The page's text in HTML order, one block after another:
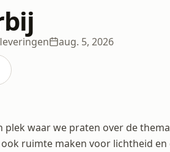
aug. 5, 2026
waar we praten over de
ruimte maken voor lichtheid en